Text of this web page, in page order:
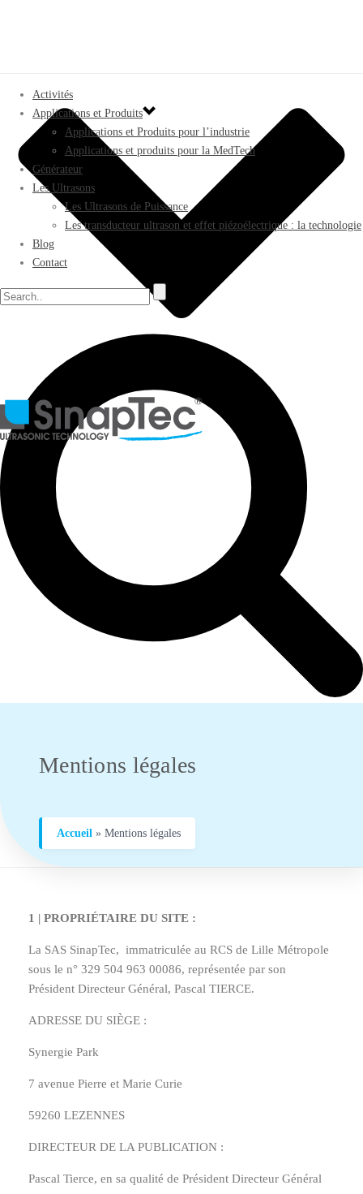
Activités
Applications et Produits
Applications et Produits pour l’industrie
Applications et produits pour la MedTech
Générateur
Les Ultrasons
Les Ultrasons de Puissance
Les transducteur ultrason et effet piézoélectrique : la technologie
Blog
Contact
Mentions légales
Accueil » Mentions légales
1 | PROPRIÉTAIRE DU SITE :
La SAS SinapTec, immatriculée au RCS de Lille Métropole
sous le n° 329 504 963 00086, représentée par son
Président Directeur Général, Pascal TIERCE.
ADRESSE DU SIÈGE :
Synergie Park
7 avenue Pierre et Marie Curie
59260 LEZENNES
DIRECTEUR DE LA PUBLICATION :
Pascal Tierce, en sa qualité de Président Directeur Général